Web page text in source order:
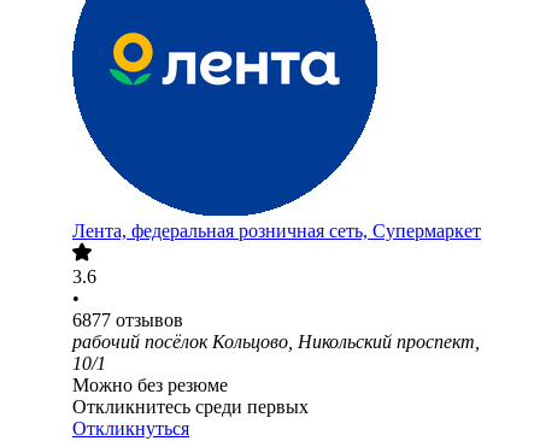
Лента, федеральная розничная сеть, Супермаркет
3.6
•
6877 отзывов
рабочий посёлок Кольцово, Никольский проспект,
10/1
Можно без резюме
Откликнитесь среди первых
Откликнуться